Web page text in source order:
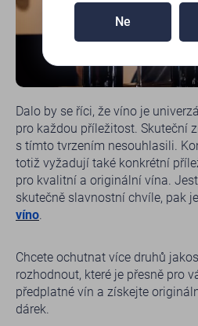
Dalo by se říci, že víno je
pro každou příležitost. Skuteční
s tímto tvrzením nesouhlasili.
totiž vyžadují také konkrétní
pro kvalitní a originální vína.
skutečně slavnostní chvíle, pak
víno.
Chcete ochutnat více druhů
rozhodnout, které je přesně pro
předplatné vín a získejte
dárek.
Ne